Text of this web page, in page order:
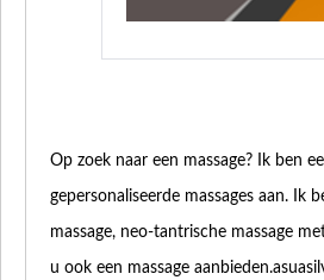
Op zoek naar een massage? Ik ben
gepersonaliseerde massages aan. Ik
massage, neo-tantrische massage
u ook een massage